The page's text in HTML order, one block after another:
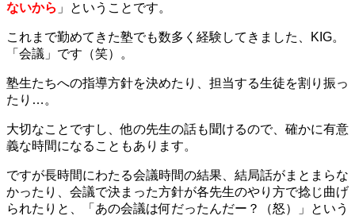
ないから 」ということです。
これまで勤めてきた塾でも数多く経験してきました、KIG。
「会議」です（笑）。
塾生たちへの指導方針を決めたり、担当する生徒を割り振っ
たり…。
大切なことですし、他の先生の話も聞けるので、確かに有意
義な時間になることもあります。
ですが長時間にわたる会議時間の結果、結局話がまとまらな
かったり、会議で決まった方針が各先生のやり方で捻じ曲げ
られたりと、「あの会議は何だったんだー？（怒）」という